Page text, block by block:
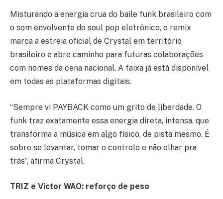
Misturando a energia crua do baile funk brasileiro com
o som envolvente do soul pop eletrônico, o remix
marca a estreia oficial de Crystal em território
brasileiro e abre caminho para futuras colaborações
com nomes da cena nacional. A faixa já está disponível
em todas as plataformas digitais.
“Sempre vi PAYBACK como um grito de liberdade. O
funk traz exatamente essa energia direta, intensa, que
transforma a música em algo físico, de pista mesmo. É
sobre se levantar, tomar o controle e não olhar pra
trás”, afirma Crystal.
TRIZ e Victor WAO: reforço de peso